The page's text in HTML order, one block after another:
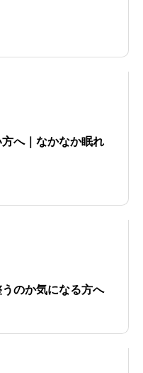
へ｜なかなか眠れ
のか気になる方へ